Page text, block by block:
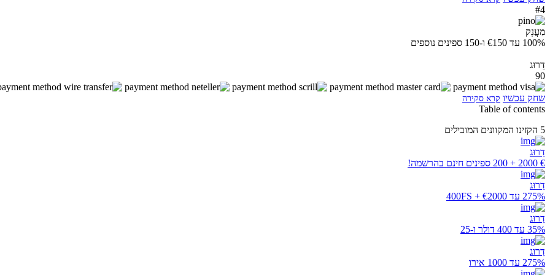
#4
מַעֲנָק
100% עד €150 ו-150 ספינים נוספים
דֵרוּג
90
שחק עכשיו קרא סקירה
Table of contents
5 הקזינו המקוונים המובילים
דֵרוּג
€ 2000 + 200 ספינים חינם בהרשמה!
דֵרוּג
275% עד €2000 + 400FS
דֵרוּג
35% עד 400 דולר ו-25
דֵרוּג
275% עד 1000 אירו